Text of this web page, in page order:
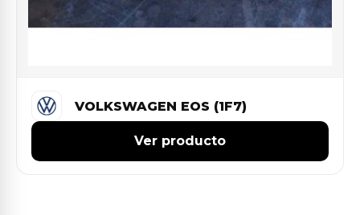
VOLKSWAGEN EOS (1F7)
Ver producto